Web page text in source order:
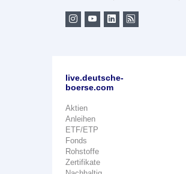
live.deutsche-
boerse.com
Aktien
Anleihen
ETF/ETP
Fonds
Rohstoffe
Zertifikate